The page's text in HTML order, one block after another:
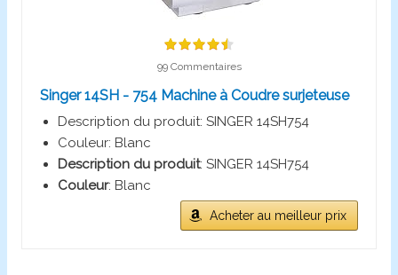
99 Commentaires
Singer 14SH - 754 Machine à Coudre surjeteuse
Description du produit: SINGER 14SH754
Couleur: Blanc
Description du produit: SINGER 14SH754
Couleur: Blanc
Acheter au meilleur prix